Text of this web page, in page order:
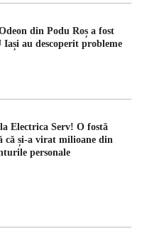
din Podu Roș a fost
au descoperit probleme
Electrica Serv! O fostă
că și-a virat milioane din
personale